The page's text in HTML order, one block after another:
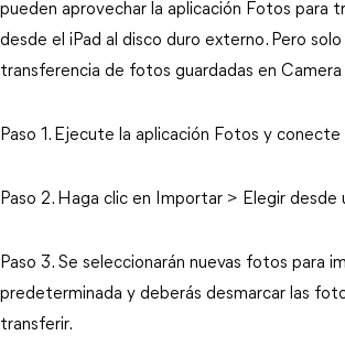
pueden aprovechar la aplicación Fotos para
desde el iPad al disco duro externo. Pero
transferencia de fotos guardadas en Camera
Paso 1. Ejecute la aplicación Fotos y conecte
Paso 2. Haga clic en Importar > Elegir desde
Paso 3. Se seleccionarán nuevas fotos para
predeterminada y deberás desmarcar las
transferir.